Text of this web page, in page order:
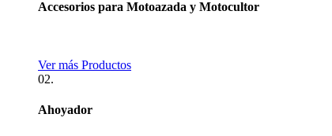
Accesorios para Motoazada y Motocultor
Ver más Productos
02.
Ahoyador